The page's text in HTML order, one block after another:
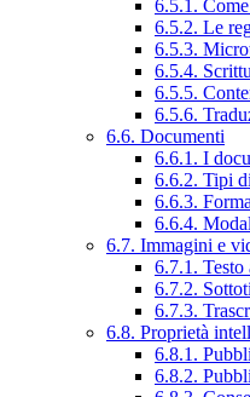
6.5.1.
6.5.2. Le
6.5.3.
6.5.4.
6.5.5.
6.5.6.
6.6. Documenti
6.6.1. I
6.6.2. Tipi
6.6.3.
6.6.4.
6.7. Immagini e
6.7.1.
6.7.2.
6.7.3.
6.8. Proprietà
6.8.1.
6.8.2.